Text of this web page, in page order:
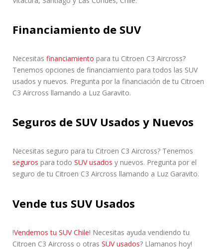
Financiamiento de SUV
Necesitas financiamiento para tu Citroen C3 Aircross?
Tenemos opciones de financiamiento para todos las SUV
usados y nuevos. Pregunta por la financiación de tu Citroen
C3 Aircross llamando a Luz Garavito.
Seguros de SUV Usados y Nuevos
Necesitas seguro para tu Citroen C3 Aircross? Tenemos
seguros para todo SUV usados y nuevos. Pregunta por el
seguro de tu Citroen C3 Aircross llamando a Luz Garavito.
Vende tus SUV Usados
!Vendemos tu SUV Chile! Necesitas ayuda vendiendo tu
Citroen C3 Aircross o otras SUV usados? Llamanos hoy!